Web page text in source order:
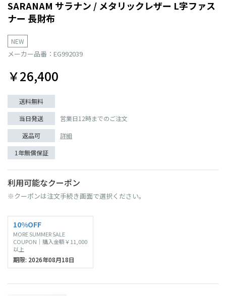
SARANAM サラナン / メタリックレザー L字ファス
ナー 長財布
NEW
メーカー品番：EG992039
￥26,400
送料無料
当日発送
営業日12時までのご注文
返品可
詳細
1年無償保証
利用可能なクーポン
※クーポンは注文手続き画面で選択ください。
10%OFF
MORE SUMMER SALE
COUPON｜購入金額￥11,000
以上
期限: 2026年08月18日